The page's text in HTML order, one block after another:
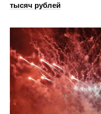
тысяч рублей